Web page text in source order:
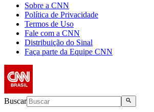
Sobre a CNN
Política de Privacidade
Termos de Uso
Fale com a CNN
Distribuição do Sinal
Faça parte da Equipe CNN
Buscar